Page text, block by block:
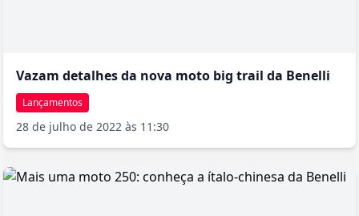
Vazam detalhes da nova moto big trail da Benelli
Lançamentos
28 de julho de 2022 às 11:30